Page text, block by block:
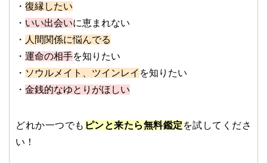
・ 復縁したい
・ いい出会いに恵まれない
・ 人間関係に悩んでる
・ 運命の相手を知りたい
・ ソウルメイト、ツインレイ を知りたい
・ 金銭的なゆとりがほしい
どれか一つでも ピンと来たら無料鑑定 を試してくださ
い！